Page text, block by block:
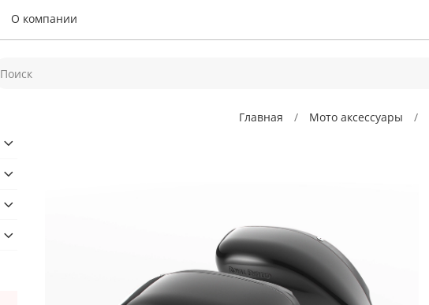
О компании
Главная Мото аксессуары